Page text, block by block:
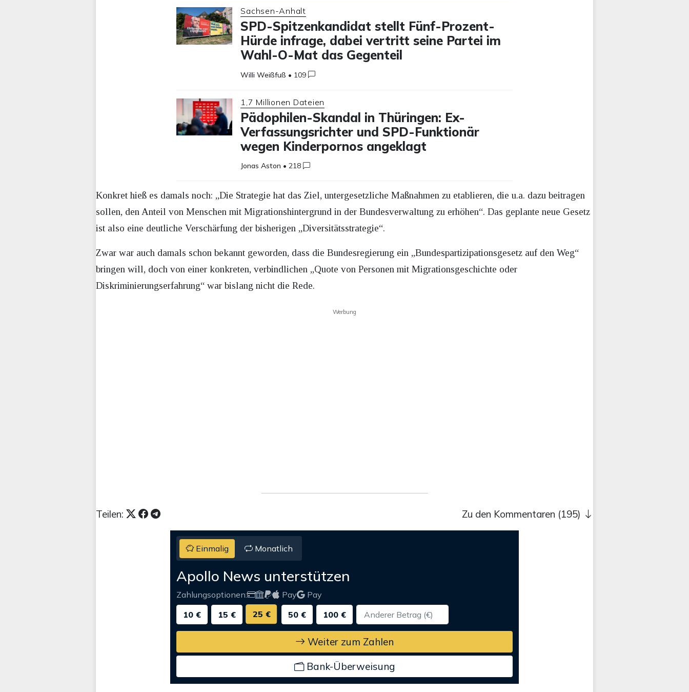
Sachsen-Anhalt
SPD-Spitzenkandidat stellt Fünf-Prozent-
Hürde infrage, dabei vertritt seine Partei im
Wahl-O-Mat das Gegenteil
Willi Weißfuß • 109
1,7 Millionen Dateien
Pädophilen-Skandal in Thüringen: Ex-
Verfassungsrichter und SPD-Funktionär
wegen Kinderpornos angeklagt
Jonas Aston •218
Konkret hieß es damals noch: „Die Strategie hat das Ziel, untergesetzliche Maßnahmen zu etablieren, die u.a. dazu beitragen
sollen, den Anteil von Menschen mit Migrationshintergrund in der Bundesverwaltung zu erhöhen“. Das geplante neue Gesetz
ist also eine deutliche Verschärfung der bisherigen „Diversitätsstrategie“.
Zwar war auch damals schon bekannt geworden, dass die Bundesregierung ein „Bundespartizipationsgesetz auf den Weg“
bringen will, doch von einer konkreten, verbindlichen „Quote von Personen mit Migrationsgeschichte oder
Diskriminierungserfahrung“ war bislang nicht die Rede.
Werbung
Teilen: Zu den Kommentaren (195)
Einmalig Monatlich
Apollo News unterstützen
Zahlungsoptionen: Pay
Pay
10 €
15 € 25 € 50 € 100 €
Weiter zum Zahlen
Bank-Überweisung